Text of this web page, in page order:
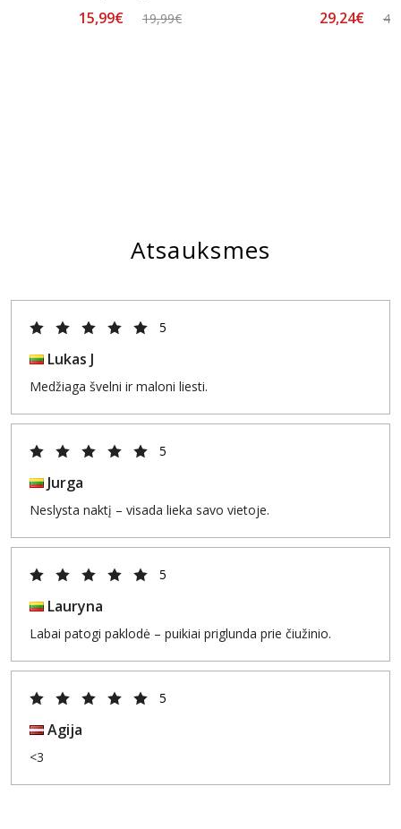
15,99€ 19,99€ 29,24€
Atsauksmes
5
Lukas J
Medžiaga švelni ir maloni liesti.
5
Jurga
Neslysta naktį – visada lieka savo vietoje.
5
Lauryna
Labai patogi paklodė – puikiai priglunda prie čiužinio.
5
Agija
<3